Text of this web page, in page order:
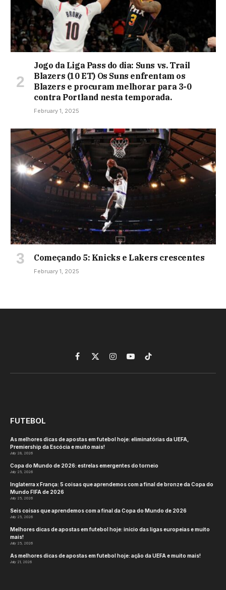
Jogo da Liga Pass do dia: Suns vs. Trail
Blazers (10 ET) Os Suns enfrentam os
Blazers e procuram melhorar para 3-0
contra Portland nesta temporada.
February 1, 2025
Começando 5: Knicks e Lakers crescentes
February 1, 2025
Facebook
X
(Twitter)
InstagramYouTubeTikTok
FUTEBOL
As melhores dicas de apostas em futebol hoje: eliminatórias da UEFA,
Premiership da Escócia e muito mais!
July 28, 2026
Copa do Mundo de 2026: estrelas emergentes do torneio
July 25, 2026
Inglaterra x França: 5 coisas que aprendemos com a final de bronze da Copa do
Mundo FIFA de 2026
July 25, 2026
Seis coisas que aprendemos com a final da Copa do Mundo de 2026
July 25, 2026
Melhores dicas de apostas em futebol hoje: início das ligas europeias e muito
mais!
July 25, 2026
As melhores dicas de apostas em futebol hoje: ação da UEFA e muito mais!
July 21, 2026